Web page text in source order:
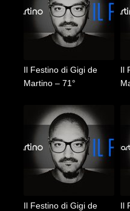
Il Festino di Gigi de
Martino – 71°
Il
Il Festino di Gigi de
Il